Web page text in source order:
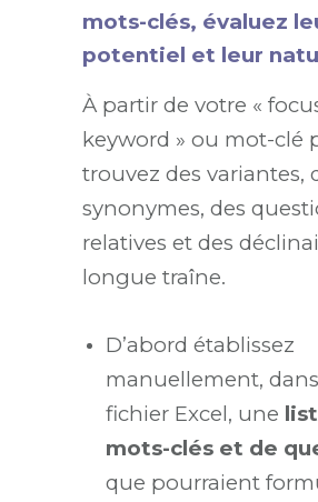
mots-clés, évaluez
potentiel et leur
À partir de votre «
keyword » ou mot-clé
trouvez des variantes,
synonymes, des
relatives et des
longue traîne.
D’abord établissez
manuellement,
fichier Excel, une
mots-clés et de
que pourraient